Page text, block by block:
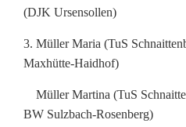
(DJK Ursensollen)
3. Müller Maria (TuS
Maxhütte-Haidhof)
Müller Martina (TuS
BW Sulzbach-Rosenberg)